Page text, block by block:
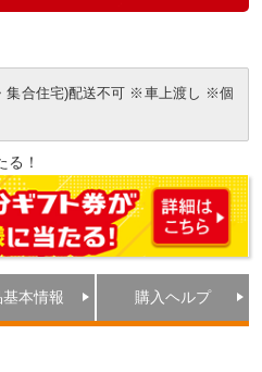
集合住宅)配送不可 ※車上渡し ※個
！
本情報 購入ヘルプ